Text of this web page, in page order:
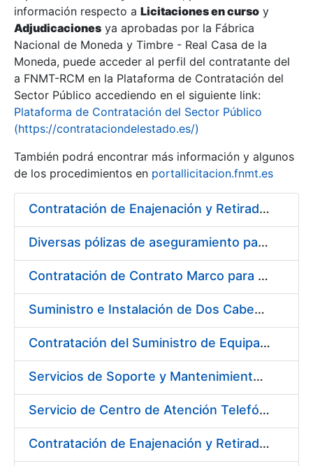
Erakutsi/Ezkutatu
Erakutsi/Ezkutatu
Erakutsi/Ezkutatu
información respecto a Licitaciones en curso y
Adjudicaciones ya aprobadas por la Fábrica
Nacional de Moneda y Timbre - Real Casa de la
Moneda, puede acceder al perfil del contratante del
a FNMT-RCM en la Plataforma de Contratación del
Sector Público accediendo en el siguiente link:
Plataforma de Contratación del Sector Público
(https://contrataciondelestado.es/)
También podrá encontrar más información y algunos
de los procedimientos en portallicitacion.fnmt.es
Contratación de Enajenación y Retirada de Chatarra durante 2018
Diversas pólizas de aseguramiento para la FNMT-RCM
Contratación de Contrato Marco para el Suministro de Material de Electrónica e Informática, bienio 2018-2019
Suministro e Instalación de Dos Cabezales Dispensadores de Etiquetas a Registro
Contratación del Suministro de Equipación Informático (Servidores)
Servicios de Soporte y Mantenimiento de Licencias de Software (IBM / Open Text) de la Fábrica Nacional de Moneda y Timbre-Real Casa de la Moneda
Servicio de Centro de Atención Telefónica/CAT (servicios CERES, DNI Electrónico, Revocación/Suspensión/Cancelación de Certificados, Devolución de Certificados y Servicio de Notificaciones Electrónicas–SNE) de FNMT-RCM
Contratación de Enajenación y Retirada de Residuos de PVC y Plásticos durante 2018